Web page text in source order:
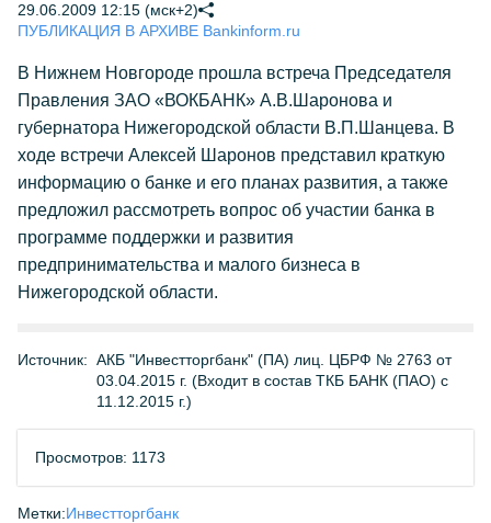
29.06.2009 12:15 (мск+2)
ПУБЛИКАЦИЯ В АРХИВЕ Bankinform.ru
В Нижнем Новгороде прошла встреча Председателя
Правления ЗАО «ВОКБАНК» А.В.Шаронова и
губернатора Нижегородской области В.П.Шанцева. В
ходе встречи Алексей Шаронов представил краткую
информацию о банке и его планах развития, а также
предложил рассмотреть вопрос об участии банка в
программе поддержки и развития
предпринимательства и малого бизнеса в
Нижегородской области.
Источник: АКБ "Инвестторгбанк" (ПА) лиц. ЦБРФ № 2763 от
03.04.2015 г. (Входит в состав ТКБ БАНК (ПАО) с
11.12.2015 г.)
Просмотров: 1173
Метки:Инвестторгбанк